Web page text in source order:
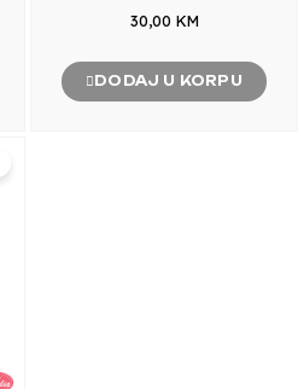
30,00 KM
DODAJ U KORPU